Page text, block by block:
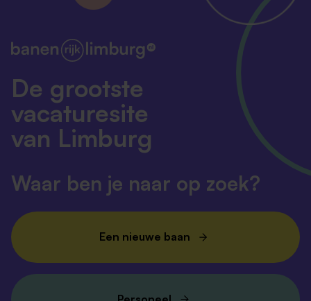
De grootste
vacaturesite
van Limburg
Waar ben je naar op zoek?
Een nieuwe baan